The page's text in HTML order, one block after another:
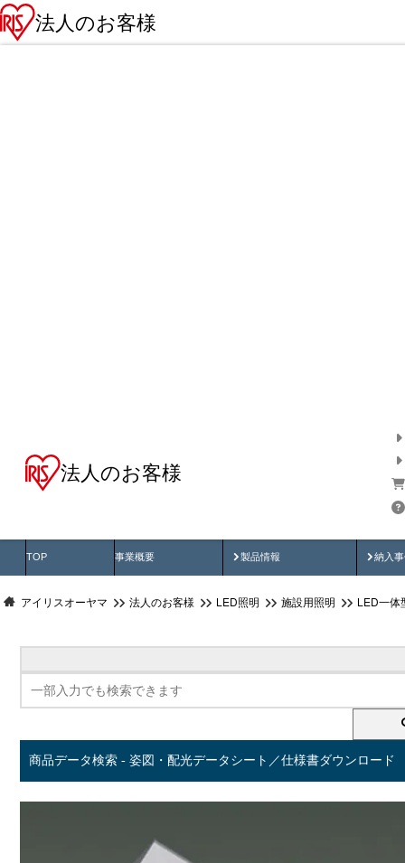
法人のお客様
法人のお客様
TOP 事業概要 製品情報
製品動画 納入
納
アイリスオーヤマ 法人のお客様 LED照明 施設用照明 LED一体
商品データ検索 - 姿図・配光データシート／仕様書ダウンロード